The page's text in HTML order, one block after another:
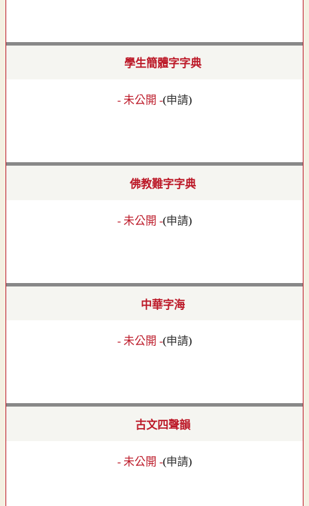
學生簡體字字典
- 未公開 -(申請)
佛教難字字典
- 未公開 -(申請)
中華字海
- 未公開 -(申請)
古文四聲韻
- 未公開 -(申請)